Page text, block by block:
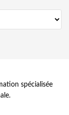
spécialisée